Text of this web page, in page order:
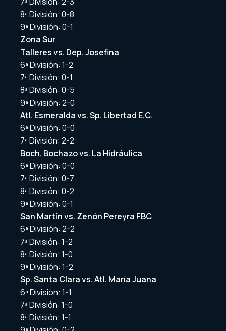
8ª División: 0-8
9ª División: 0-1
Zona Sur
Talleres vs. Dep. Josefina
6ª División: 1-2
7ª División: 0-1
8ª División: 0-5
9ª División: 2-0
Atl. Esmeralda vs. Sp. Libertad E.C.
6ª División: 0-0
7ª División: 2-2
Boch. Bochazo vs. La Hidráulica
6ª División: 0-0
7ª División: 0-7
8ª División: 0-2
9ª División: 0-1
San Martín vs. Zenón Pereyra FBC
6ª División: 2-2
7ª División: 1-2
8ª División: 1-0
9ª División: 1-2
Sp. Santa Clara vs. Atl. María Juana
6ª División: 1-1
7ª División: 1-0
8ª División: 1-1